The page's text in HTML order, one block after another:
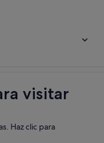
visitar
Haz clic para